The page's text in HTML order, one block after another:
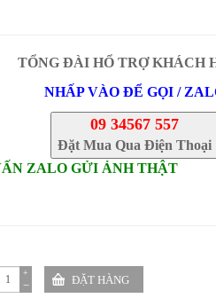
TỔNG ĐÀI HỔ TRỢ KHÁCH
NHẤP VÀO ĐỂ GỌI /
09 34567 557
Đặt Mua Qua Điện Thoại
ZALO GỬI ẢNH THẬT
−
+